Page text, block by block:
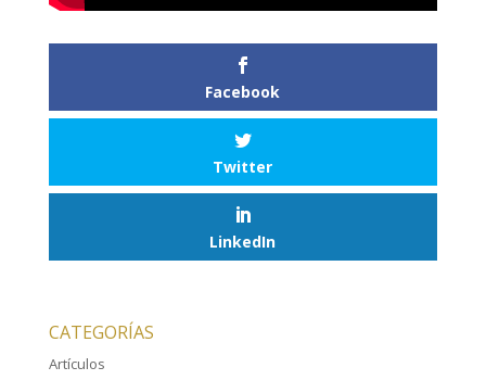
Facebook
Twitter
LinkedIn
CATEGORÍAS
Artículos